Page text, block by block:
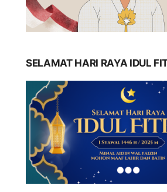
SELAMAT HARI RAYA IDUL